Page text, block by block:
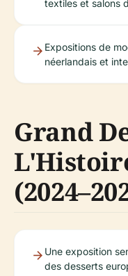
textiles et salons
Expositions de
néerlandais et
Grand
Une exposition
des desserts